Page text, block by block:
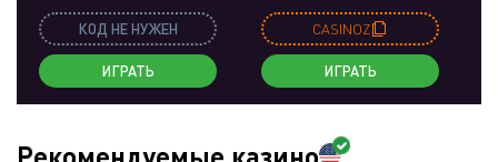
КОД НЕ НУЖЕН
ИГРАТЬ
CASINOZ
ИГРАТЬ